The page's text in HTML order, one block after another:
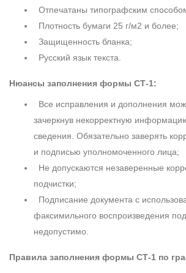
Отпечатаны типографским
Плотность бумаги 25 г/м2 и более;
Защищенность бланка;
Русский язык текста.
Нюансы заполнения формы СТ-1:
Все исправления и дополнения
зачеркнув некорректную
сведения. Обязательно заверять
и подписью уполномоченного лица;
Не допускаются незаверенные
подчистки;
Подписание документа с
факсимильного воспроизведения
недопустимо.
Правила заполнения формы СТ-1 по